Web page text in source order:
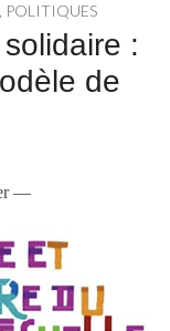
, POLITIQUES
:
de
—